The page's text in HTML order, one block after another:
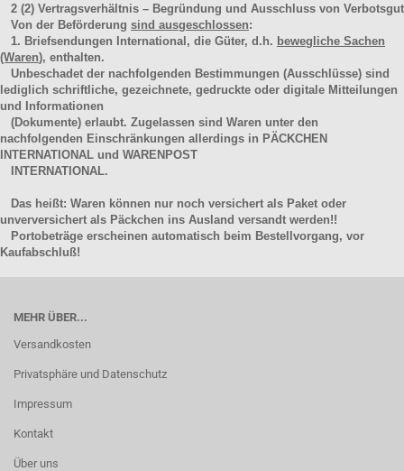
2 (2) Vertragsverhältnis – Begründung und Ausschluss von Verbotsgut
Von der Beförderung sind ausgeschlossen:
1. Briefsendungen International, die Güter, d.h. bewegliche Sachen
(Waren), enthalten.
Unbeschadet der nachfolgenden Bestimmungen (Ausschlüsse) sind
lediglich schriftliche, gezeichnete, gedruckte oder digitale Mitteilungen
und Informationen
(Dokumente) erlaubt. Zugelassen sind Waren unter den
nachfolgenden Einschränkungen allerdings in PÄCKCHEN
INTERNATIONAL und WARENPOST
INTERNATIONAL.
Das heißt: Waren können nur noch versichert als Paket oder
unverversichert als Päckchen ins Ausland versandt werden!!
Portobeträge erscheinen automatisch beim Bestellvorgang, vor
Kaufabschluß!
MEHR ÜBER...
Versandkosten
Privatsphäre und Datenschutz
Impressum
Kontakt
Über uns